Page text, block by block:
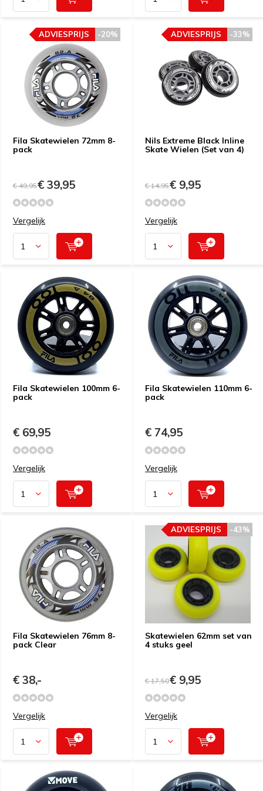
Fila Skatewielen 72mm 8-
pack
-20%
ADVIESPRIJS
€ 49,95€ 39,95
Vergelijk
Nils Extreme Black Inline
Skate Wielen (Set van 4)
-33%
ADVIESPRIJS
€ 14,95€ 9,95
Vergelijk
Fila Skatewielen 100mm 6-
pack
€ 69,95
Vergelijk
Fila Skatewielen 110mm 6-
pack
€ 74,95
Vergelijk
Fila Skatewielen 76mm 8-
pack Clear
€ 38,-
Vergelijk
Skatewielen 62mm set van
4 stuks geel
-43%
ADVIESPRIJS
€ 17,50€ 9,95
Vergelijk